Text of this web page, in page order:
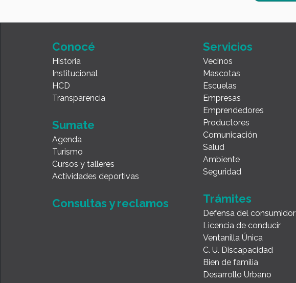
Conocé
Historia
Institucional
HCD
Transparencia
Sumate
Agenda
Turismo
Cursos y talleres
Actividades deportivas
Consultas y reclamos
Servicios
Vecinos
Mascotas
Escuelas
Empresas
Emprendedores
Productores
Comunicación
Salud
Ambiente
Seguridad
Trámites
Defensa del consumidor
Licencia de conducir
Ventanilla Única
C. U. Discapacidad
Bien de familia
Desarrollo Urbano